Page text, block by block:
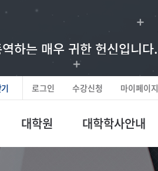
하는 매우 귀한 헌신입니다.
로그인 수강신청 마이페이지
대학원 대학학사안내